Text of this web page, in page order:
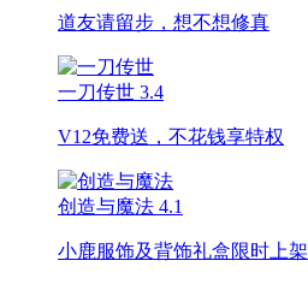
道友请留步，想不想修真
一刀传世 3.4
V12免费送，不花钱享特权
创造与魔法 4.1
小鹿服饰及背饰礼盒限时上架